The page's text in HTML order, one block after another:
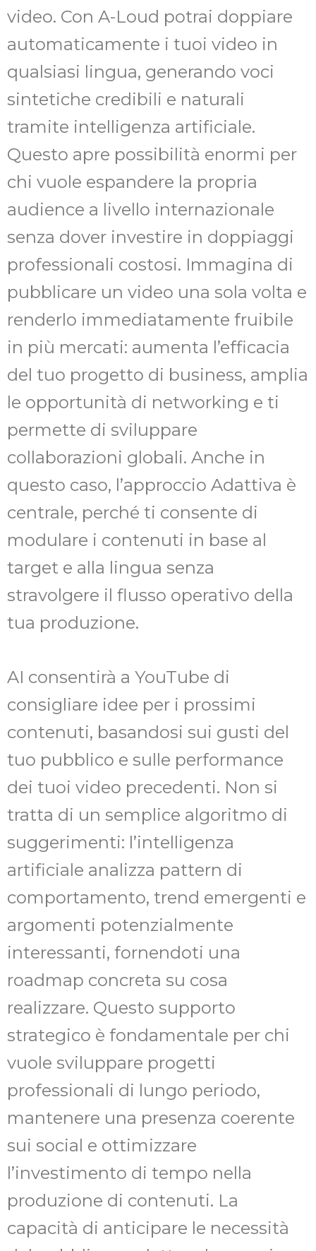
video. Con A-Loud potrai doppiare
automaticamente i tuoi video in
qualsiasi lingua, generando voci
sintetiche credibili e naturali
tramite intelligenza artificiale.
Questo apre possibilità enormi per
chi vuole espandere la propria
audience a livello internazionale
senza dover investire in doppiaggi
professionali costosi. Immagina di
pubblicare un video una sola volta e
renderlo immediatamente fruibile
in più mercati: aumenta l’efficacia
del tuo progetto di business, amplia
le opportunità di networking e ti
permette di sviluppare
collaborazioni globali. Anche in
questo caso, l’approccio Adattiva è
centrale, perché ti consente di
modulare i contenuti in base al
target e alla lingua senza
stravolgere il flusso operativo della
tua produzione.
AI consentirà a YouTube di
consigliare idee per i prossimi
contenuti, basandosi sui gusti del
tuo pubblico e sulle performance
dei tuoi video precedenti. Non si
tratta di un semplice algoritmo di
suggerimenti: l’intelligenza
artificiale analizza pattern di
comportamento, trend emergenti e
argomenti potenzialmente
interessanti, fornendoti una
roadmap concreta su cosa
realizzare. Questo supporto
strategico è fondamentale per chi
vuole sviluppare progetti
professionali di lungo periodo,
mantenere una presenza coerente
sui social e ottimizzare
l’investimento di tempo nella
produzione di contenuti. La
capacità di anticipare le necessità